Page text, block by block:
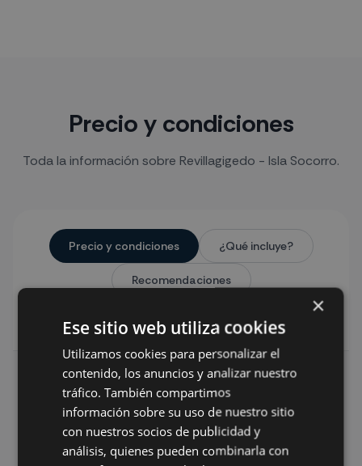
Precio y condiciones
Toda la información sobre Revillagigedo - Isla Socorro.
Precio y condiciones ¿Qué incluye?
Recomendaciones
Precios por persona, en ocupación doble, para
la salida del 25 de abril al 4 de mayo de 2024:
4095 USA $, unos 3.850 € por persona
×
Ese sitio web utiliza cookies
Utilizamos cookies para personalizar el
contenido, los anuncios y analizar nuestro
tráfico. También compartimos
información sobre su uso de nuestro sitio
con nuestros socios de publicidad y
análisis, quienes pueden combinarla con